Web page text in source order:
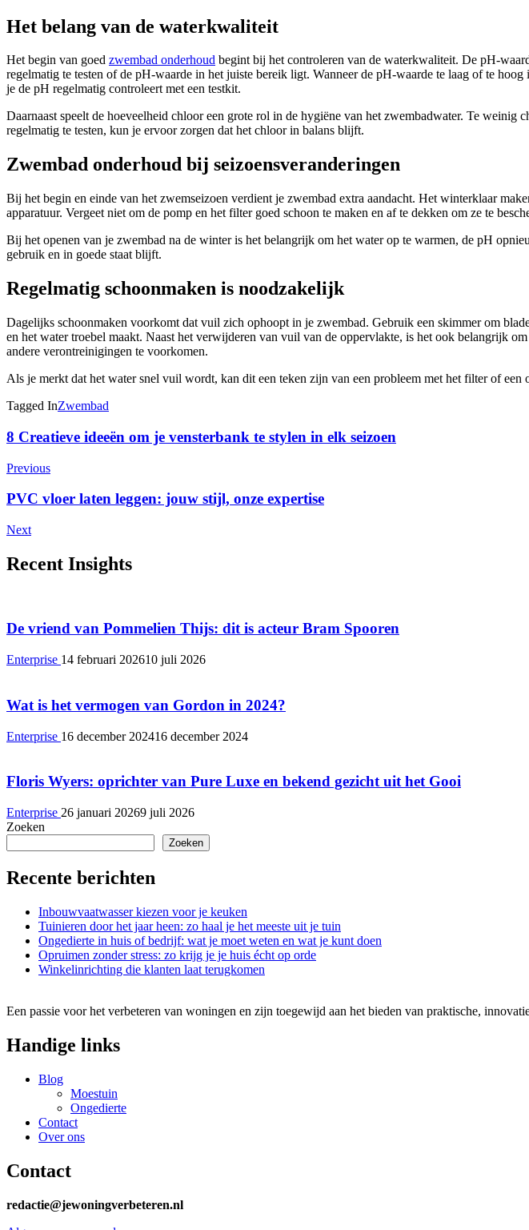
Het belang van de waterkwaliteit
Het begin van goed zwembad onderhoud begint bij het controleren van de waterkwaliteit. De pH-
regelmatig te testen of de pH-waarde in het juiste bereik ligt. Wanneer de pH-waarde te laag of te
je de pH regelmatig controleert met een testkit.
Daarnaast speelt de hoeveelheid chloor een grote rol in de hygiëne van het zwembadwater. Te
regelmatig te testen, kun je ervoor zorgen dat het chloor in balans blijft.
Zwembad onderhoud bij seizoensveranderingen
Bij het begin en einde van het zwemseizoen verdient je zwembad extra aandacht. Het winterklaar
apparatuur. Vergeet niet om de pomp en het filter goed schoon te maken en af te dekken om ze te
Bij het openen van je zwembad na de winter is het belangrijk om het water op te warmen, de pH
gebruik en in goede staat blijft.
Regelmatig schoonmaken is noodzakelijk
Dagelijks schoonmaken voorkomt dat vuil zich ophoopt in je zwembad. Gebruik een skimmer om
en het water troebel maakt. Naast het verwijderen van vuil van de oppervlakte, is het ook belangrijk
andere verontreinigingen te voorkomen.
Als je merkt dat het water snel vuil wordt, kan dit een teken zijn van een probleem met het filter of
Tagged InZwembad
Post
Navigation
8 Creatieve ideeën om je vensterbank te stylen in elk seizoen
Previous
PVC vloer laten leggen: jouw stijl, onze expertise
Next
Recent Insights
De vriend van Pommelien Thijs: dit is acteur Bram Spooren
Enterprise 14 februari 202610 juli 2026
Wat is het vermogen van Gordon in 2024?
Enterprise 16 december 202416 december 2024
Floris Wyers: oprichter van Pure Luxe en bekend gezicht uit het Gooi
Enterprise 26 januari 20269 juli 2026
Zoeken
Zoeken
Recente berichten
Inbouwvaatwasser kiezen voor je keuken
Tuinieren door het jaar heen: zo haal je het meeste uit je tuin
Ongedierte in huis of bedrijf: wat je moet weten en wat je kunt doen
Opruimen zonder stress: zo krijg je je huis écht op orde
Winkelinrichting die klanten laat terugkomen
Een passie voor het verbeteren van woningen en zijn toegewijd aan het bieden van praktische,
Handige links
Blog
Moestuin
Ongedierte
Contact
Over ons
Contact
redactie@jewoningverbeteren.nl